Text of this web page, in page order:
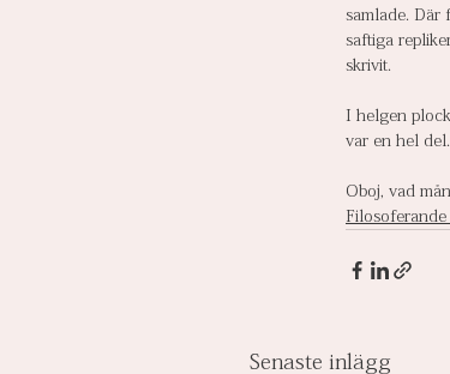
samlade. Där
saftiga
skrivit.
I helgen
var en hel del.
Oboj, vad
Filosoferande
Senaste inlägg